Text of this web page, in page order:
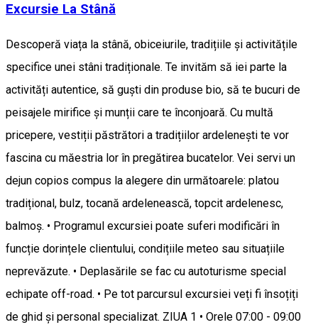
Excursie La Stână
Descoperă viața la stână, obiceiurile, tradițiile și activitățile
specifice unei stâni tradiționale. Te invităm să iei parte la
activități autentice, să guști din produse bio, să te bucuri de
peisajele mirifice și munții care te înconjoară. Cu multă
pricepere, vestiții păstrători a tradițiilor ardelenești te vor
fascina cu măestria lor în pregătirea bucatelor. Vei servi un
dejun copios compus la alegere din următoarele: platou
tradițional, bulz, tocană ardelenească, topcit ardelenesc,
balmoș. • Programul excursiei poate suferi modificări în
funcție dorințele clientului, condițiile meteo sau situațiile
neprevăzute. • Deplasările se fac cu autoturisme special
echipate off-road. • Pe tot parcursul excursiei veți fi însoțiți
de ghid și personal specializat. ZIUA 1 • Orele 07:00 - 09:00